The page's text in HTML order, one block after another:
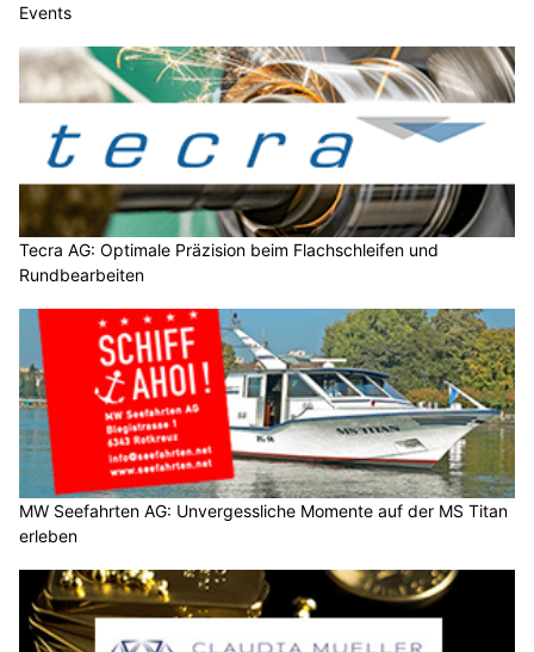
Events
Tecra AG: Optimale Präzision beim Flachschleifen und
Rundbearbeiten
MW Seefahrten AG: Unvergessliche Momente auf der MS Titan
erleben